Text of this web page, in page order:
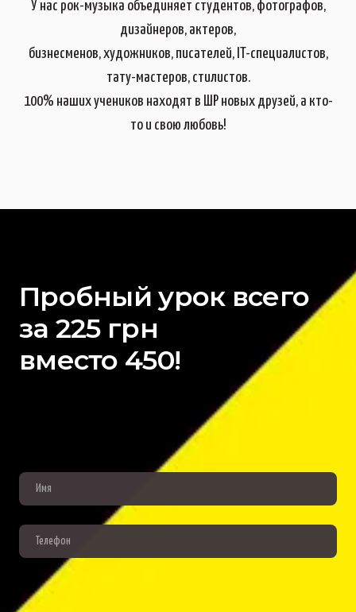
У нас рок-музыка объединяет студентов, фотографов,
дизайнеров, актеров,
бизнесменов, художников, писателей, IT-специалистов,
тату-мастеров, стилистов.
100% наших учеников находят в ШР новых друзей, а кто-
то и свою любовь!
Пробный урок всего
за 225 грн
вместо 450!